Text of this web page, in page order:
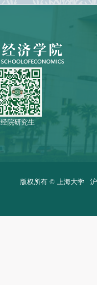
经院研究生
版权所有 © 上海大学